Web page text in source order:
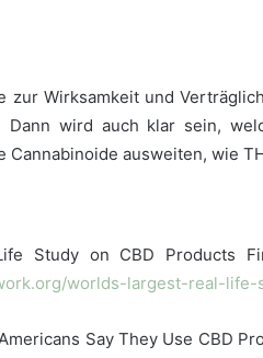
zur Wirksamkeit und
Dann wird auch klar sein,
Cannabinoide ausweiten, wie
Study on CBD Products
worlds-largest-real-
Say They Use CBD